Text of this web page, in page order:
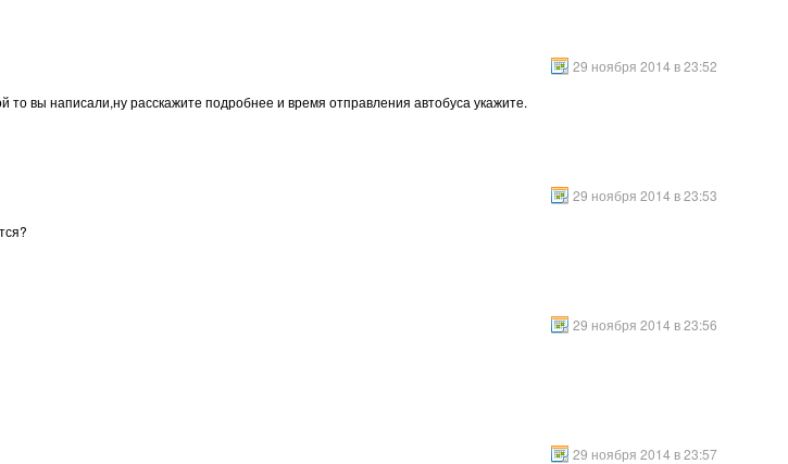
29 ноября 2014 в 23:52
расскажите подробнее и время отправления автобуса укажите.
29 ноября 2014 в 23:53
29 ноября 2014 в 23:56
29 ноября 2014 в 23:57